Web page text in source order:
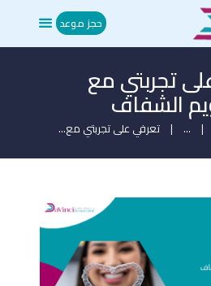
حجز موعد
تجربتي مع
الشفاف​
... تعرفي على تجربتي مع...
الرئيسية
من نحن
العلاجات
تواصل معنا
حجز موعد